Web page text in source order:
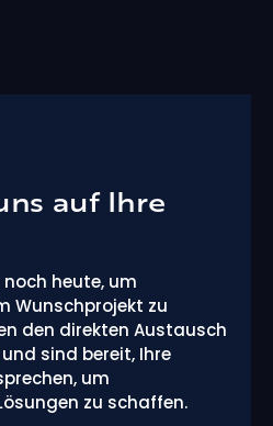
auf Ihre
heute, um
Wunschprojekt zu
den direkten Austausch
sind bereit, Ihre
um
zu schaffen.